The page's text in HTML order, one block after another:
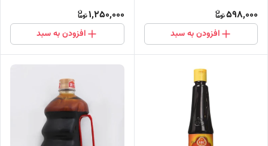
598,000
افزودن به سبد
1,250,000
افزودن به سبد